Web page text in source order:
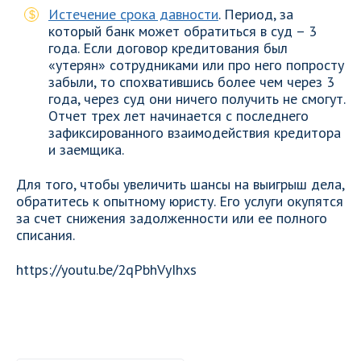
Истечение срока давности. Период, за
который банк может обратиться в суд – 3
года. Если договор кредитования был
«утерян» сотрудниками или про него попросту
забыли, то спохватившись более чем через 3
года, через суд они ничего получить не смогут.
Отчет трех лет начинается с последнего
зафиксированного взаимодействия кредитора
и заемщика.
Для того, чтобы увеличить шансы на выигрыш дела,
обратитесь к опытному юристу. Его услуги окупятся
за счет снижения задолженности или ее полного
списания.
https://youtu.be/2qPbhVyIhxs